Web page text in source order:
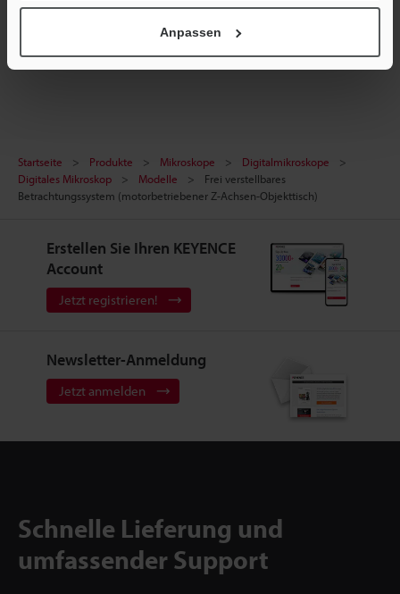
Anpassen
Digitalmikroskope
Startseite Produkte Mikroskope
Digitalmikroskope
Digitales Mikroskop
Modelle
Frei verstellbares
Betrachtungssystem (motorbetriebener Z-Achsen-Objekttisch)
Erstellen Sie Ihren KEYENCE
Account
Jetzt registrieren!
Newsletter-Anmeldung
Jetzt anmelden
Schnelle Lieferung und
umfassender Support